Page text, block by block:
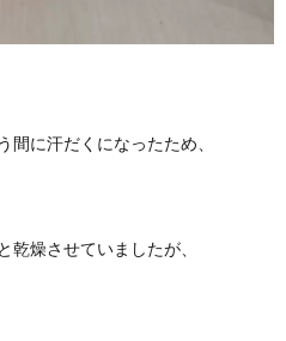
に汗だくになったため、
燥させていましたが、